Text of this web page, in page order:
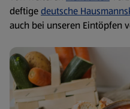
deftigedeutsche
auch bei unseren Eintöpfen